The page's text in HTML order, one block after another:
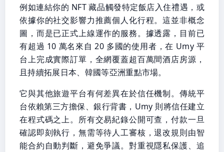
例如連結你的 NFT 藏品觸發特定飯店入住禮遇，或
依據你的社交影響力推薦個人化行程。這並非概念
圖，而是已正式上線運作的服務。據透露，目前已
有超過 10 萬名來自 20 多國的使用者，在 Umy 平
台上完成實際訂單，全網覆蓋超百萬間酒店房源，
且持續拓展日本、韓國等亞洲重點市場。
它與其他旅遊平台有何差異在於信任機制。傳統平
台依賴第三方擔保、銀行背書，Umy 則將信任建立
在程式碼之上。所有交易紀錄公開可查，付款一旦
確認即刻執行，無需等待人工審核，退改規則由智
能合約自動判斷，避免爭議。對重視隱私保護、追